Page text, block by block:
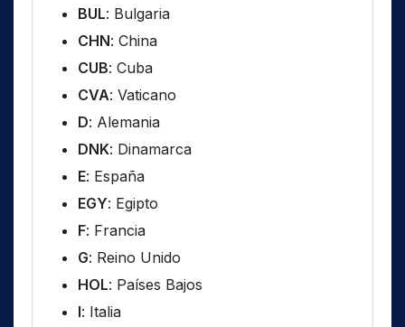
BUL: Bulgaria
CHN: China
CUB: Cuba
CVA: Vaticano
D: Alemania
DNK: Dinamarca
E: España
EGY: Egipto
F: Francia
G: Reino Unido
HOL: Países Bajos
I: Italia